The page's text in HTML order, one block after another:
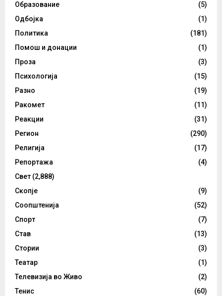
Образование
(5)
Одбојка
(1)
Политика
(181)
Помош и донации
(1)
Проза
(3)
Психологија
(15)
Разно
(19)
Ракомет
(11)
Реакции
(31)
Регион
(290)
Религија
(17)
Репортажа
(4)
Свет (2,888)
Скопје
(9)
Соопштенија
(52)
Спорт
(7)
Став
(13)
Стории
(3)
Театар
(1)
Телевизија во Живо
(2)
Тенис
(60)